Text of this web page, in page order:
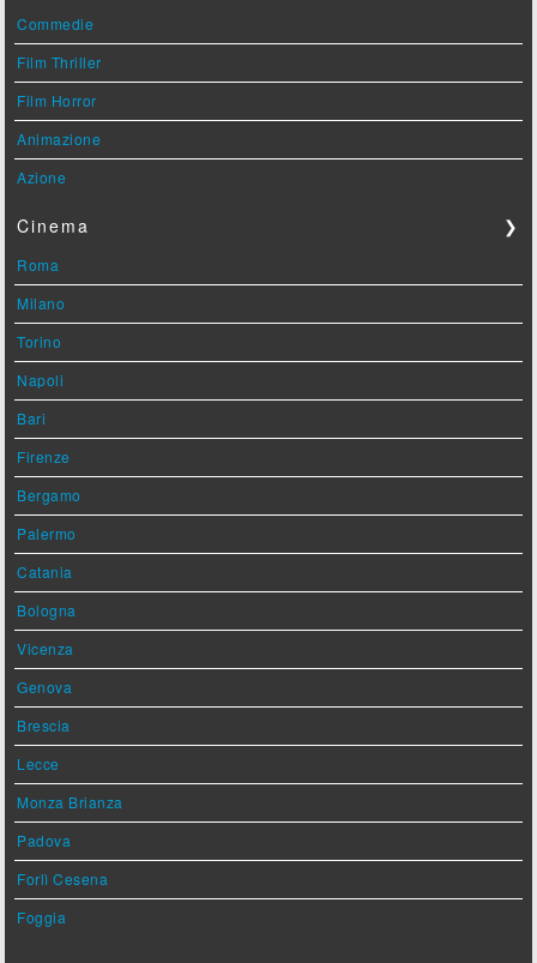
Commedie
Film Thriller
Film Horror
Animazione
Azione
Cinema ❯
Roma
Milano
Torino
Napoli
Bari
Firenze
Bergamo
Palermo
Catania
Bologna
Vicenza
Genova
Brescia
Lecce
Monza Brianza
Padova
Forlì Cesena
Foggia